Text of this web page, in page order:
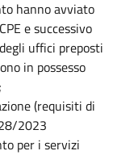
hanno avviato
e successivo
uffici preposti
in possesso
(requisiti di
2023
per i servizi